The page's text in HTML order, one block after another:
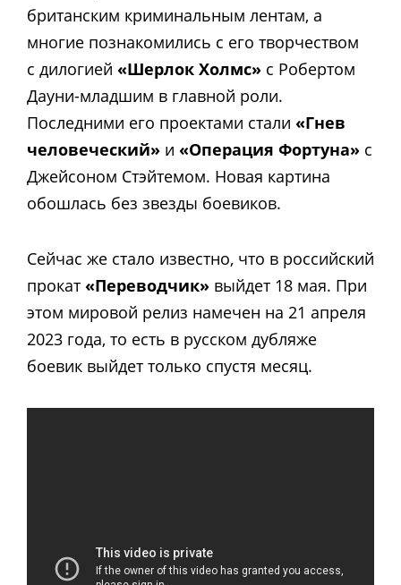
британским криминальным лентам, а
многие познакомились с его творчеством
с дилогией «Шерлок Холмс» с Робертом
Дауни-младшим в главной роли.
Последними его проектами стали «Гнев
человеческий» и «Операция Фортуна» с
Джейсоном Стэйтемом. Новая картина
обошлась без звезды боевиков.
Сейчас же стало известно, что в российский
прокат «Переводчик» выйдет 18 мая. При
этом мировой релиз намечен на 21 апреля
2023 года, то есть в русском дубляже
боевик выйдет только спустя месяц.